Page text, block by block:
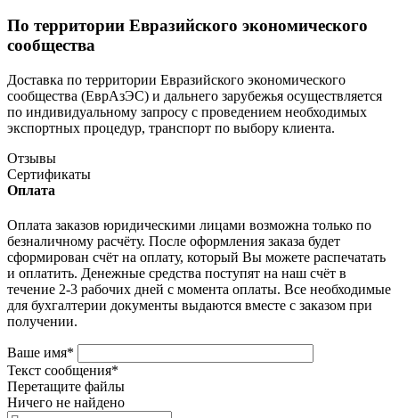
По территории Евразийского экономического
сообщества
Доставка по территории Евразийского экономического
сообщества (ЕврАзЭС) и дальнего зарубежья осуществляется
по индивидуальному запросу с проведением необходимых
экспортных процедур, транспорт по выбору клиента.
Отзывы
Сертификаты
Оплата
Оплата заказов юридическими лицами возможна только по
безналичному расчёту. После оформления заказа будет
сформирован счёт на оплату, который Вы можете распечатать
и оплатить. Денежные средства поступят на наш счёт в
течение 2-3 рабочих дней с момента оплаты. Все необходимые
для бухгалтерии документы выдаются вместе с заказом при
получении.
Ваше имя*
Текст сообщения*
Перетащите файлы
Ничего не найдено